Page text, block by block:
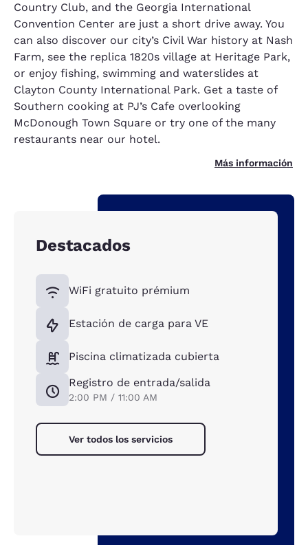
Country Club, and the Georgia International
Convention Center are just a short drive away. You
can also discover our city’s Civil War history at Nash
Farm, see the replica 1820s village at Heritage Park,
or enjoy fishing, swimming and waterslides at
Clayton County International Park. Get a taste of
Southern cooking at PJ’s Cafe overlooking
McDonough Town Square or try one of the many
restaurants near our hotel.
Más información
Destacados
WiFi gratuito prémium
Estación de carga para VE
Piscina climatizada cubierta
Registro de entrada/salida
2:00 PM / 11:00 AM
Ver todos los servicios